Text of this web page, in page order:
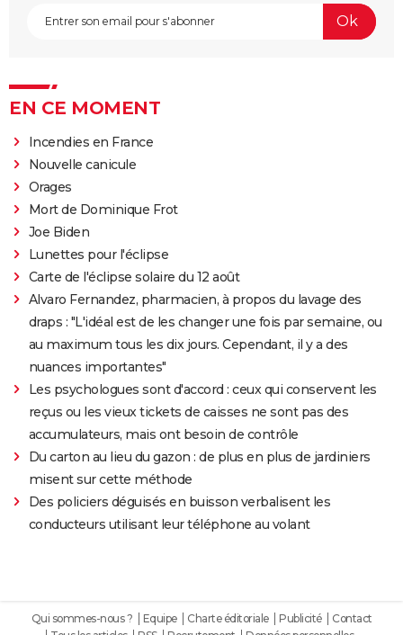
EN CE MOMENT
Incendies en France
Nouvelle canicule
Orages
Mort de Dominique Frot
Joe Biden
Lunettes pour l'éclipse
Carte de l'éclipse solaire du 12 août
Alvaro Fernandez, pharmacien, à propos du lavage des
draps : "L'idéal est de les changer une fois par semaine, ou
au maximum tous les dix jours. Cependant, il y a des
nuances importantes"
Les psychologues sont d'accord : ceux qui conservent les
reçus ou les vieux tickets de caisses ne sont pas des
accumulateurs, mais ont besoin de contrôle
Du carton au lieu du gazon : de plus en plus de jardiniers
misent sur cette méthode
Des policiers déguisés en buisson verbalisent les
conducteurs utilisant leur téléphone au volant
Qui sommes-nous ? Equipe Charte éditoriale Publicité
Contact